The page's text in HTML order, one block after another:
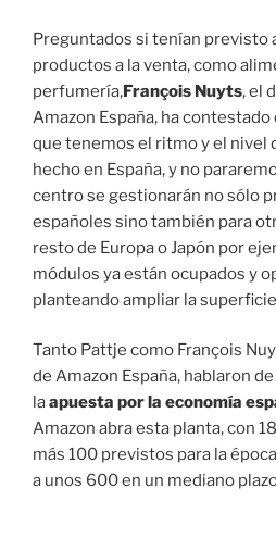
Preguntados si tenían previsto
productos a la venta, como
perfumería,François Nuyts, el
Amazon España, ha
que tenemos el ritmo y el nivel
hecho en España, y no
centro se gestionarán no sólo
españoles sino también para
resto de Europa o Japón por
módulos ya están ocupados y
planteando ampliar la
Tanto Pattje como François
de Amazon España, hablaron
laapuesta por la economía
Amazon abra esta planta, con
más 100 previstos para la
a unos 600 en un mediano